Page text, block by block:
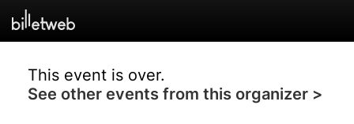
This event is over.
See other events from this organizer >